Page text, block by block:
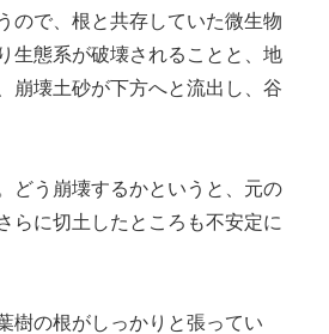
ので、根と共存していた微生物
生態系が破壊されることと、地
崩壊土砂が下方へと流出し、谷
どう崩壊するかというと、元の
らに切土したところも不安定に
樹の根がしっかりと張ってい